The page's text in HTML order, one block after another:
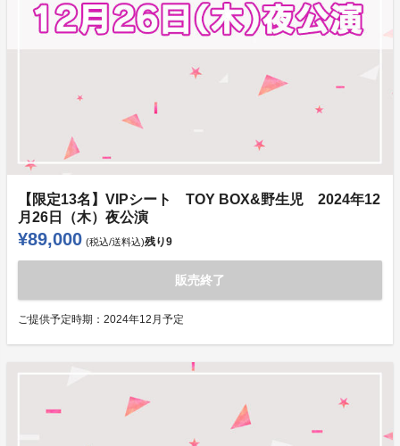
【限定13名】VIPシート TOY BOX&野生児 2024年12
月26日（木）夜公演
¥89,000 (税込/送料込)残り9
販売終了
ご提供予定時期： 2024年12月予定